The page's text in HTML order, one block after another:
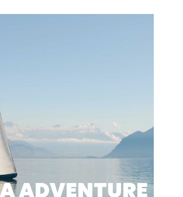
ADVENTURE